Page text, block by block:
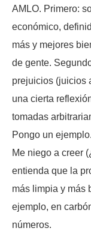
AMLO. Primero:
económico,
más y mejores
de gente.
prejuicios (juicios
una cierta
tomadas
Pongo un ejemplo.
Me niego a creer
entienda que la
más limpia y más
ejemplo, en
números.